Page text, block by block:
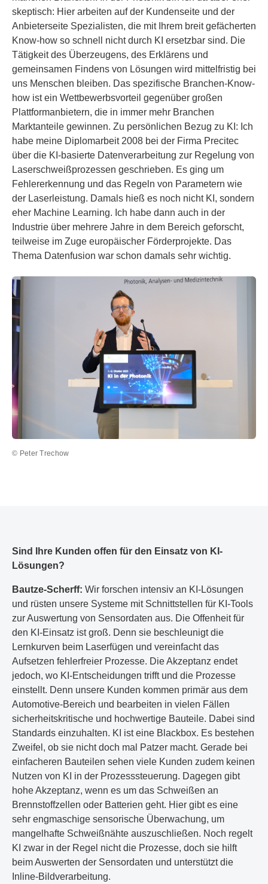
skeptisch: Hier arbeiten auf der Kundenseite und der
Anbieterseite Spezialisten, die mit Ihrem breit gefächerten
Know-how so schnell nicht durch KI ersetzbar sind. Die
Tätigkeit des Überzeugens, des Erklärens und
gemeinsamen Findens von Lösungen wird mittelfristig bei
uns Menschen bleiben. Das spezifische Branchen-Know-
how ist ein Wettbewerbsvorteil gegenüber großen
Plattformanbietern, die in immer mehr Branchen
Marktanteile gewinnen. Zu persönlichen Bezug zu KI: Ich
habe meine Diplomarbeit 2008 bei der Firma Precitec
über die KI-basierte Datenverarbeitung zur Regelung von
Laserschweißprozessen geschrieben. Es ging um
Fehlererkennung und das Regeln von Parametern wie
der Laserleistung. Damals hieß es noch nicht KI, sondern
eher Machine Learning. Ich habe dann auch in der
Industrie über mehrere Jahre in dem Bereich geforscht,
teilweise im Zuge europäischer Förderprojekte. Das
Thema Datenfusion war schon damals sehr wichtig.
© Peter Trechow
Sind Ihre Kunden offen für den Einsatz von KI-
Lösungen?
Bautze-Scherff: Wir forschen intensiv an KI-Lösungen
und rüsten unsere Systeme mit Schnittstellen für KI-Tools
zur Auswertung von Sensordaten aus. Die Offenheit für
den KI-Einsatz ist groß. Denn sie beschleunigt die
Lernkurven beim Laserfügen und vereinfacht das
Aufsetzen fehlerfreier Prozesse. Die Akzeptanz endet
jedoch, wo KI-Entscheidungen trifft und die Prozesse
einstellt. Denn unsere Kunden kommen primär aus dem
Automotive-Bereich und bearbeiten in vielen Fällen
sicherheitskritische und hochwertige Bauteile. Dabei sind
Standards einzuhalten. KI ist eine Blackbox. Es bestehen
Zweifel, ob sie nicht doch mal Patzer macht. Gerade bei
einfacheren Bauteilen sehen viele Kunden zudem keinen
Nutzen von KI in der Prozesssteuerung. Dagegen gibt
hohe Akzeptanz, wenn es um das Schweißen an
Brennstoffzellen oder Batterien geht. Hier gibt es eine
sehr engmaschige sensorische Überwachung, um
mangelhafte Schweißnähte auszuschließen. Noch regelt
KI zwar in der Regel nicht die Prozesse, doch sie hilft
beim Auswerten der Sensordaten und unterstützt die
Inline-Bildverarbeitung.